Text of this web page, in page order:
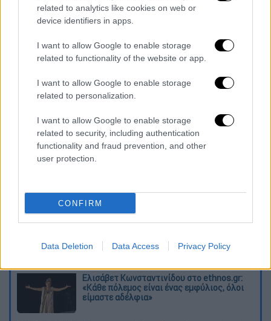
related to analytics like cookies on web or
device identifiers in apps.
I want to allow Google to enable storage
related to functionality of the website or app.
I want to allow Google to enable storage
related to personalization.
I want to allow Google to enable storage
related to security, including authentication
functionality and fraud prevention, and other
user protection.
CONFIRM
Data Deletion Data Access Privacy Policy
Πανελλήνιες 2023: Οι περιζήτητοι
κλάδοι της ψυχολογίας - Όσα πρέπει να
ξέρουν οι μαθητές για τις σπουδές στα
δημόσια πανεπιστήμια
50 Cent: Από τα ναρκωτικά και την
απόπειρα δολοφονίας στη σημερινή του
συναυλία με τον Αργυρό στο ΟΑΚΑ
Υφεση «εξπρές» προβλέπουν οι Ελληνες
CEOs - Αισιοδοξία για την επόμενη
τριετία
Το μυστικό των Αρχαίων Ελλήνων για να
Διαβάστε ακόμη
Εκείνος που άλλαξε την πορεία της
Ελισάβετ Κωνσταντινίδου στο ethnos.gr:
«Κάθε πόλεμος είναι ένας εμφύλιος, όλοι
είμαστε αδέλφια»